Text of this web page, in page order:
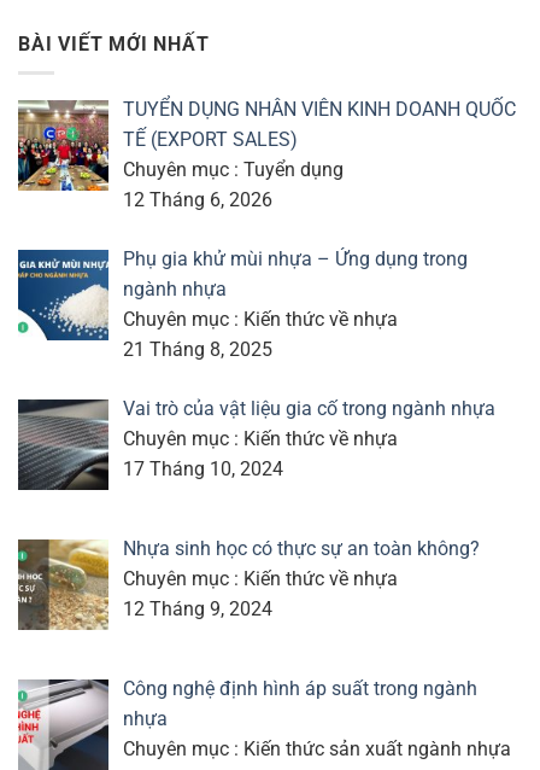
BÀI VIẾT MỚI NHẤT
TUYỂN DỤNG NHÂN VIÊN KINH DOANH QUỐC
TẾ (EXPORT SALES)
Chuyên mục : Tuyển dụng
12 Tháng 6, 2026
Phụ gia khử mùi nhựa – Ứng dụng trong
ngành nhựa
Chuyên mục : Kiến thức về nhựa
21 Tháng 8, 2025
Vai trò của vật liệu gia cố trong ngành nhựa
Chuyên mục : Kiến thức về nhựa
17 Tháng 10, 2024
Nhựa sinh học có thực sự an toàn không?
Chuyên mục : Kiến thức về nhựa
12 Tháng 9, 2024
Công nghệ định hình áp suất trong ngành
nhựa
Chuyên mục : Kiến thức sản xuất ngành nhựa